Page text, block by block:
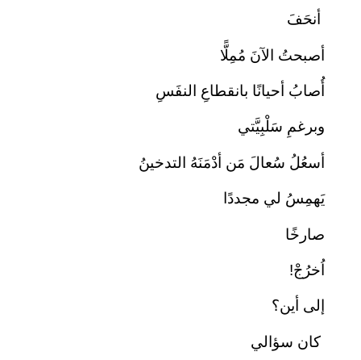
أنحَفَ
أصبحتُ الآنَ مُمِلًّا
أُصابُ أحيانًا بانقطاعِ النفَسِ
وبرغمِ سَلْبِيَّتي
أسعُلُ سُعالَ مَن أدْمَنَهُ التدخينُ
يَهمِسُ لي مجددًا
صارخًا
اُخرُجْ!
إلى أين؟
كان سؤالي